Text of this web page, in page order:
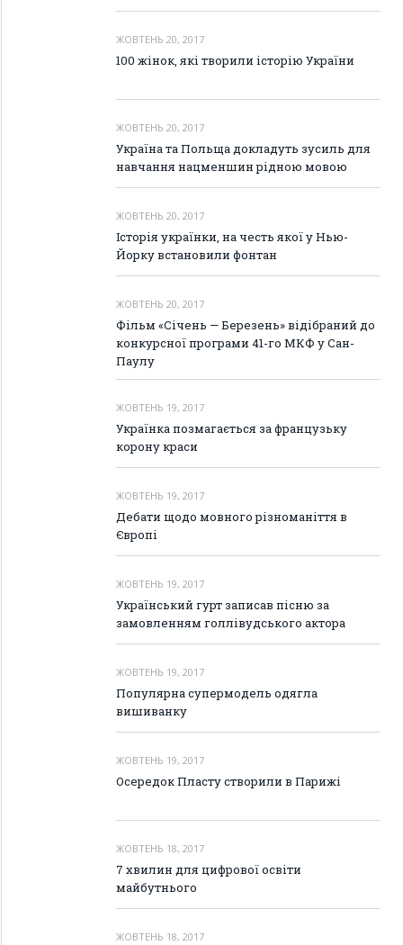
ЖОВТЕНЬ 20, 2017
100 жінок, які творили історію України
ЖОВТЕНЬ 20, 2017
Україна та Польща докладуть зусиль для
навчання нацменшин рідною мовою
ЖОВТЕНЬ 20, 2017
Історія українки, на честь якої у Нью-
Йорку встановили фонтан
ЖОВТЕНЬ 20, 2017
Фільм «Січень — Березень» відібраний до
конкурсної програми 41-го МКФ у Сан-
Паулу
ЖОВТЕНЬ 19, 2017
Українка позмагається за французьку
корону краси
ЖОВТЕНЬ 19, 2017
Дебати щодо мовного різноманіття в
Європі
ЖОВТЕНЬ 19, 2017
Український гурт записав пісню за
замовленням голлівудського актора
ЖОВТЕНЬ 19, 2017
Популярна супермодель одягла
вишиванку
ЖОВТЕНЬ 19, 2017
Осередок Пласту створили в Парижі
ЖОВТЕНЬ 18, 2017
7 хвилин для цифрової освіти
майбутнього
ЖОВТЕНЬ 18, 2017